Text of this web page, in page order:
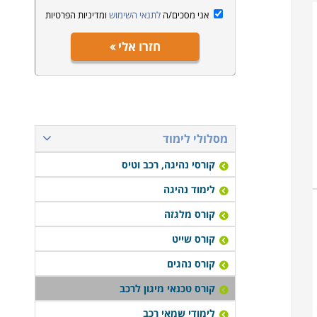
אני מסכים/הלתנאי השימוש ומדיניות הפרטיות
חזרו אלי
מסלולי לימוד
קורסי נהיגה, רכב וטיס
לימוד נהיגה
קורס מלגזה
קורס שייט
קורס נהגים
קורס טכנאי מיגון לרכב
לימודי שמאי רכב